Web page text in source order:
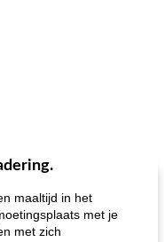
maaltijd in het
met je
met zich